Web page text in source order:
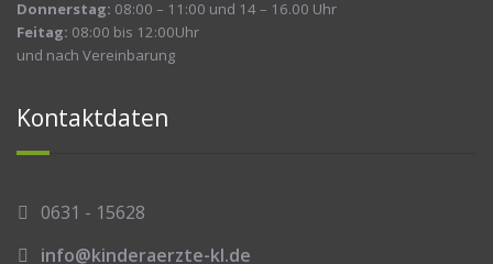
Donnerstag: 08:00 – 11:00 und 14 – 16.00 Uhr
Feitag: 08:00 bis 12:00Uhr
und nach Vereinbarung
Kontaktdaten
0631 - 15628
info@kinderaerzte-kl.de